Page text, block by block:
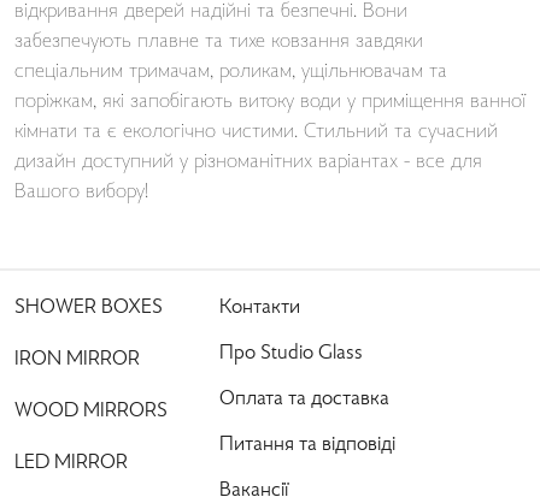
відкривання дверей надійні та безпечні. Вони
забезпечують плавне та тихе ковзання завдяки
спеціальним тримачам, роликам, ущільнювачам та
поріжкам, які запобігають витоку води у приміщення ванної
кімнати та є екологічно чистими. Стильний та сучасний
дизайн доступний у різноманітних варіантах - все для
Вашого вибору!
SHOWER BOXES
IRON MIRROR
WOOD MIRRORS
LED MIRROR
Контакти
Про Studio Glass
Оплата та доставка
Питання та відповіді
Вакансії